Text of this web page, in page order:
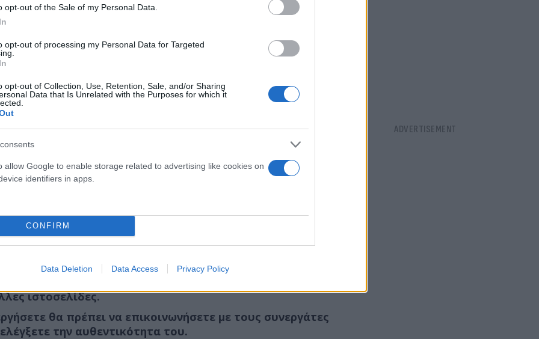
opt-out of the Sale of my Personal Data.
opt-out of processing my Personal Data for Targeted
opt-out of Collection, Use, Retention, Sale, and/or Sharing
Data that Is Unrelated with the Purposes for which it
allow Google to enable storage related to advertising like cookies on
identifiers in apps.
CONFIRM
Data Deletion Data Access Privacy Policy
να ακολουθήσει κάποιον ηλεκτρονικό σύνδεσμο (link) ή και
στοιχεία, κωδικούς, στοιχεία ταυτότητας ή διαβατηρίου,
τις τελευταίες ημέρες παρατηρείται αυξημένος
επιδομάτων.
όσο αληθοφανής φαίνεται ο αποστολέας ή και τα μηνύματα
που δρουν με αυτόν τον τρόπο.
phishing
(π.χ. κωδικούς e-Βanking, αριθμούς/PIN καρτών,
διαμεσολαβητές, νομικά γραφεία, λογιστές, ή
σε θέματα κρατικής επιδότησης, Power/Fuel/
ενοικίαση δωματίων κλπ).
της επίσημης ιστοσελίδας του φορέα, του οργανισμού
σας (app) και όχι μέσω συνδέσμων από κάποιο μήνυμα
ιστοσελίδες.
θα πρέπει να επικοινωνήσετε με τους συνεργάτες
την αυθεντικότητα του.